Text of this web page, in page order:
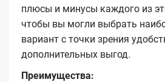
плюсы и минусы каждого из
чтобы вы могли выбрать
вариант с точки зрения
дополнительных выгод.
Преимущества: